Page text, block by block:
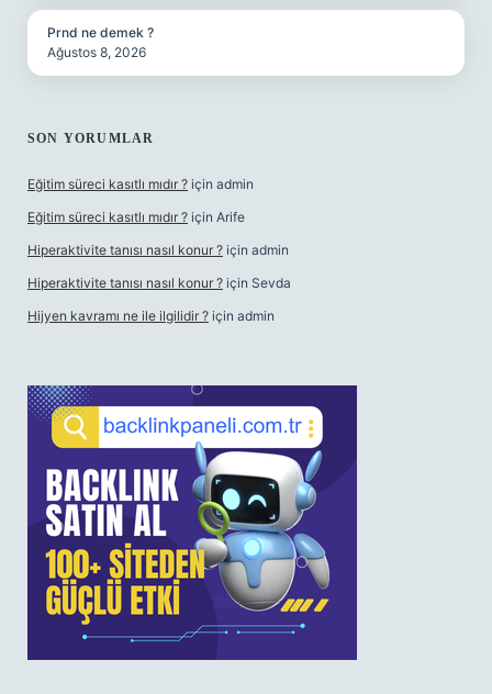
Prnd ne demek ?
Ağustos 8, 2026
SON YORUMLAR
Eğitim süreci kasıtlı mıdır ? için admin
Eğitim süreci kasıtlı mıdır ? için Arife
Hiperaktivite tanısı nasıl konur ? için admin
Hiperaktivite tanısı nasıl konur ? için Sevda
Hijyen kavramı ne ile ilgilidir ? için admin